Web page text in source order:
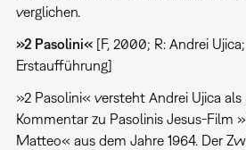
verglichen.
»2 Pasolini«[F, 2000; R: Andrei Ujica;
Erstaufführung]
»2 Pasolini« versteht Andrei Ujica
Kommentar zu Pasolinis Jesus-Film
Matteo« aus dem Jahre 1964. Der